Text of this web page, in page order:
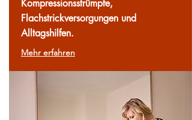
Kompressionsstrümpfe,
Flachstrickversorgungen und
Alltagshilfen.
Mehr erfahren